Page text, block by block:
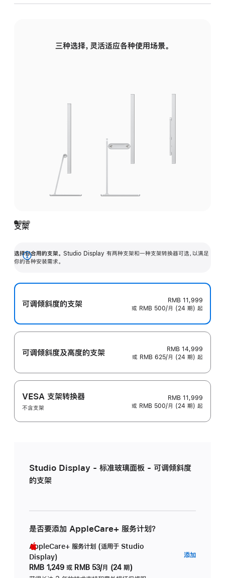
三种选择，灵活适应各种使用场景。
支架
选择你合用的支架。 Studio Display 有两种支架和一种支架转换器可选，以满足
你的各种安装需求。
展
可调倾斜度的支架
RMB 11,999
或 RMB 500/月 (24 期) 起
可调倾斜度及高‍度的支‍架
RMB 14,999
或 RMB 625/月 (24 期) 起
VESA 支架转换器
不含支架
RMB 11,999
或 RMB 500/月 (24 期) 起
Studio Display - 标准玻璃面板 - 可调倾斜度
的支架
是否要添加 AppleCare+ 服务计划？
AppleCare+ 服务计划 (适用于 Studio
Display)
RMB 1,249 或 RMB 53/月 (24 期)
添加